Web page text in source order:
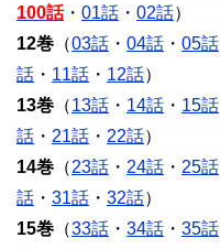
100話・ 01話 ・ 02話）
12巻 （03話 ・ 04話 ・ 05話
話 ・ 11話 ・ 12話）
13巻 （13話 ・ 14話 ・ 15話
話 ・ 21話 ・ 22話）
14巻 （23話 ・ 24話 ・ 25話
話 ・ 31話 ・ 32話）
15巻 （33話 ・ 34話 ・ 35話